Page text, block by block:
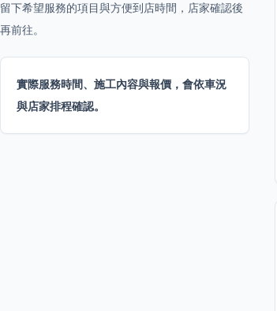
留下希望服務的項目與方便到店時間，店家確認後
再前往。
實際服務時間、施工內容與報價，會依車況
與店家排程確認。